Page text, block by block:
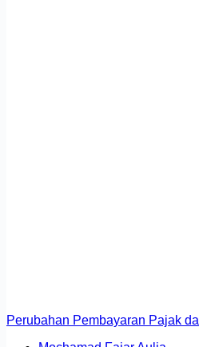
Perubahan Pembayaran Pajak